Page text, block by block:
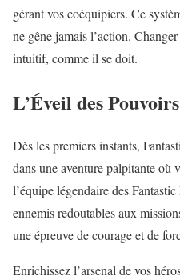
gérant vos coéquipiers. Ce
ne gêne jamais l’action.
intuitif, comme il se doit.
L’Éveil des Pouvoirs
Dès les premiers instants,
dans une aventure palpitante où
l’équipe légendaire des
ennemis redoutables aux
une épreuve de courage et de
Enrichissez l’arsenal de vos